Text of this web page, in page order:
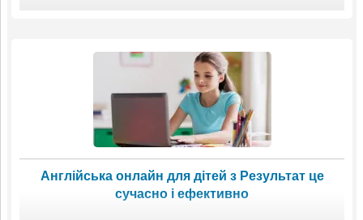
Англійська онлайн для дітей з Результат це
сучасно і ефективно